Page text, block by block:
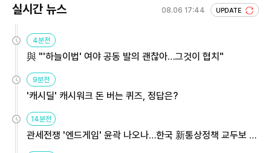
실시간 뉴스 08.06 17:44 UPDATE
4분전
與 "'하늘이법' 여야 공동 발의 괜찮아…그것이 협치"
9분전
'캐시딜' 캐시워크 돈 버는 퀴즈, 정답은?
14분전
관세전쟁 '엔드게임' 윤곽 나오나…한국 新통상정책 교두보 활
용해야